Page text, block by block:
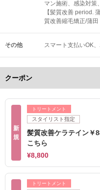
マン施術、感染対策
【髪質改善 period.
質改善縮毛矯正/蒲田
その他 スマート支払いOK
クーポン
新
規
トリートメント
スタイリスト指定
髪質改善ケラテイン￥
こちら
¥8,800
トリートメント